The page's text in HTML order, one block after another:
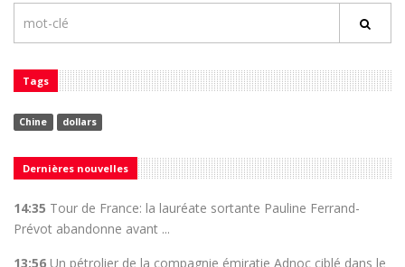
Tags
Chine dollars
Dernières nouvelles
14:35 Tour de France: la lauréate sortante Pauline Ferrand-
Prévot abandonne avant ...
13:56 Un pétrolier de la compagnie émiratie Adnoc ciblé dans le